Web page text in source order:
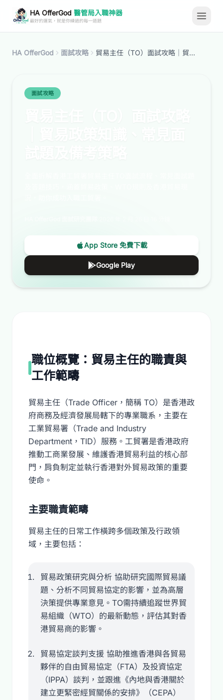
HA OfferGod 醫管局入職神器
最好的運氣，就是你練過的每一道題
HA OfferGod 面試攻略 貿易主任（TO）面試攻略｜貿易政策知識、常見面試題及備考策略
面試攻略
App Store 免費下載
Google Play
職位概覽：貿易主任的職責與
工作範疇
貿易主任（Trade Officer，簡稱 TO）是香港政
府商務及經濟發展局轄下的專業職系，主要在
工業貿易署（Trade and Industry
Department，TID）服務。工貿署是香港政府
推動工商業發展、維護香港貿易利益的核心部
門，肩負制定並執行香港對外貿易政策的重要
使命。
主要職責範疇
貿易主任的日常工作橫跨多個政策及行政領
域，主要包括：
貿易政策研究與分析 協助研究國際貿易議
題、分析不同貿易協定的影響，並為高層
決策提供專業意見。TO需持續追蹤世界貿
易組織（WTO）的最新動態，評估其對香
港貿易商的影響。
貿易協定談判支援 協助推進香港與各貿易
夥伴的自由貿易協定（FTA）及投資協定
（IPPA）談判，並跟進《內地與香港關於
建立更緊密經貿關係的安排》（CEPA）